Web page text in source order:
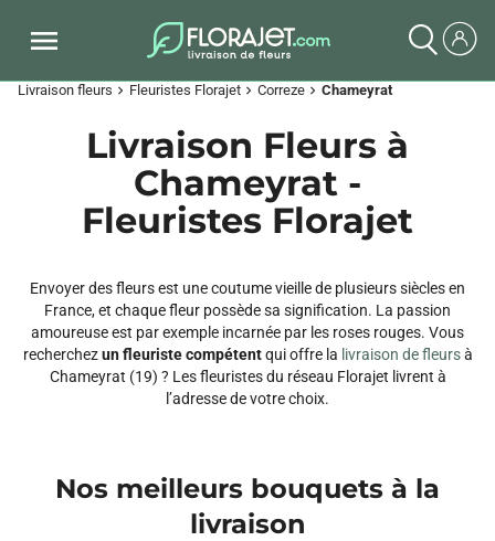
Livraison fleurs chevron_right Fleuristes Florajet chevron_right Correze chevron_right Chameyrat
Livraison Fleurs à
Chameyrat -
Fleuristes Florajet
Envoyer des fleurs est une coutume vieille de plusieurs siècles en
France, et chaque fleur possède sa signification. La passion
amoureuse est par exemple incarnée par les roses rouges. Vous
recherchezun fleuriste compétentqui offre la livraison de fleursà
Chameyrat (19) ? Les fleuristes du réseau Florajet livrent à
l’adresse de votre choix.
Nos meilleurs bouquets à la
livraison